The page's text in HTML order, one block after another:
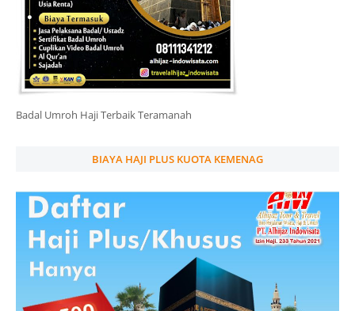
Badal Umroh Haji Terbaik Teramanah
BIAYA HAJI PLUS KUOTA KEMENAG